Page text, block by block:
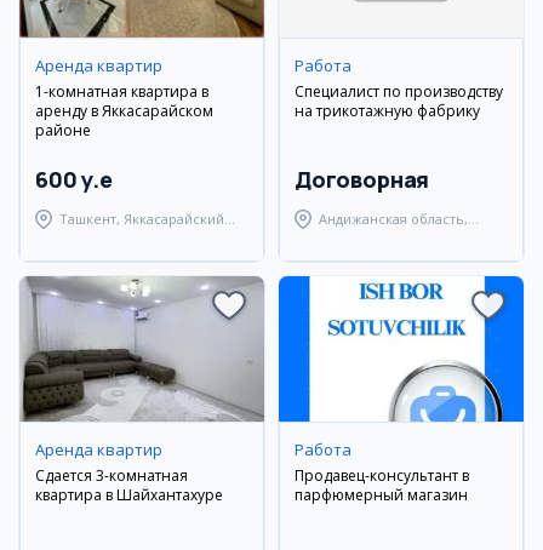
Аренда квартир
1-комнатная квартира в
аренду в Яккасарайском
районе
600 y.e
Ташкент, Яккасарайский
Работа
Специалист по производству
на трикотажную фабрику
Договорная
Андижанская область,
Аренда квартир
Сдается 3-комнатная
квартира в Шайхантахуре
Работа
Продавец-консультант в
парфюмерный магазин